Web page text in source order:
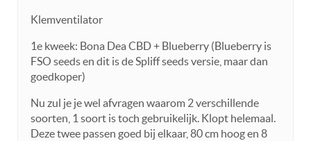
Klemventilator
1e kweek: Bona Dea CBD + Blueberry (Blueberry is
FSO seeds en dit is de Spliff seeds versie, maar dan
goedkoper)
Nu zul je je wel afvragen waarom 2 verschillende
soorten, 1 soort is toch gebruikelijk. Klopt helemaal.
Deze twee passen goed bij elkaar, 80 cm hoog en 8